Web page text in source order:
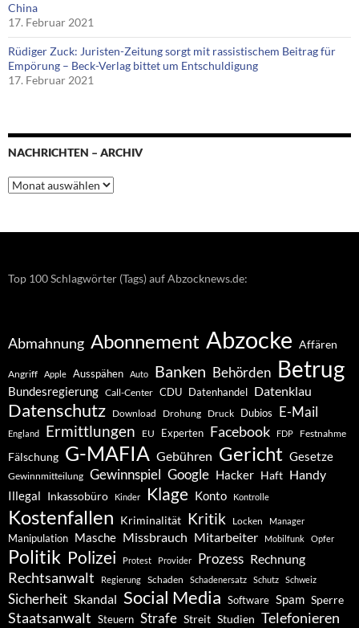
China
17. Februar 2021
Rüdiger Zuck: Juristen-Zeitung sorgt mit rassistischem Beitrag für
Empörung – Beck-Verlag bittet um Entschuldigung
17. Februar 2021
NACHRICHTEN – ARCHIV
Nachrichten
–
Top 100 Schlagwörter (Tags) auf Abzocknews.de:
Abmahnung Abonnement Abzocke Affären
Angriff Apple Ausspähen Auto Banken Behörden Betrug
Bundesregierung Call-Center CDU Datenhandel Datenklau
Datenschutz Download Drohung Druck Dubios E-Mail
England Ermittlungen EU Experten Facebook FDP Festnahme
Fälschung G-MAFIA Gebühren Gericht Gesetze
Gewinnmitteilung Gewinnspiel Google Hacker Haft Handy
Illegal Inkassobüro Kinder Klage Konto Kontrolle
Kostenfallen Kriminalität Kritik Locken Manager
Manipulation Masche Missbrauch Mitarbeiter Mobilfunk Opfer
Politik Polizei Protest Provider Prozess Rechnung
Rechtsanwalt Regierung Schaden Schadenersatz Schutz Schweiz
Sicherheit Skandal Social Media Software Spam Sperre
Staatsanwalt Steuern Strafe Streit Studien Telefonieren